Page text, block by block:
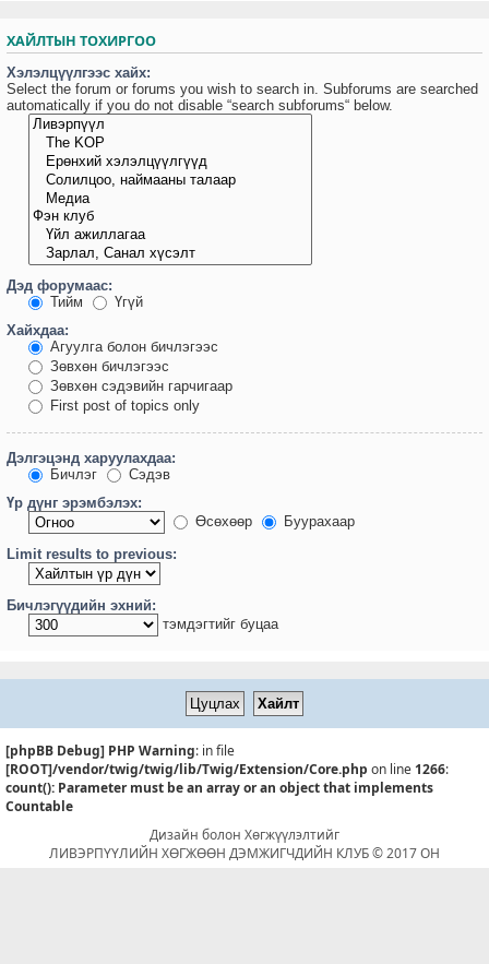
ХАЙЛТЫН ТОХИРГОО
Хэлэлцүүлгээс хайх:
Select the forum or forums you wish to search in. Subforums are searched
automatically if you do not disable “search subforums“ below.
Дэд форумаас:
Тийм
Үгүй
Хайхдаа:
Агуулга болон бичлэгээс
Зөвхөн бичлэгээс
Зөвхөн сэдэвийн гарчигаар
First post of topics only
Дэлгэцэнд харуулахдаа:
Бичлэг
Сэдэв
Үр дүнг эрэмбэлэх:
Өсөхөөр
Буурахаар
Limit results to previous:
Бичлэгүүдийн эхний:
тэмдэгтийг буцаа
[phpBB Debug] PHP Warning: in file
[ROOT]/vendor/twig/twig/lib/Twig/Extension/Core.php on line 1266:
count(): Parameter must be an array or an object that implements
Countable
Дизайн болон Хөгжүүлэлтийг
ЛИВЭРПҮҮЛИЙН ХӨГЖӨӨН ДЭМЖИГЧДИЙН КЛУБ © 2017 ОН